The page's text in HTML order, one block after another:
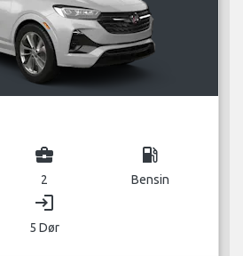
business_center
2
local_gas_station
Bensin
login
5 Dør